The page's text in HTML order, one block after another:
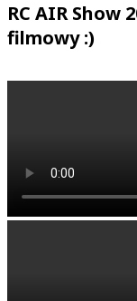
RC AIR Show
filmowy :)